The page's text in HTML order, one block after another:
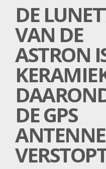
DE
VAN DE
ASTRON
DE GPS
ANTENNE